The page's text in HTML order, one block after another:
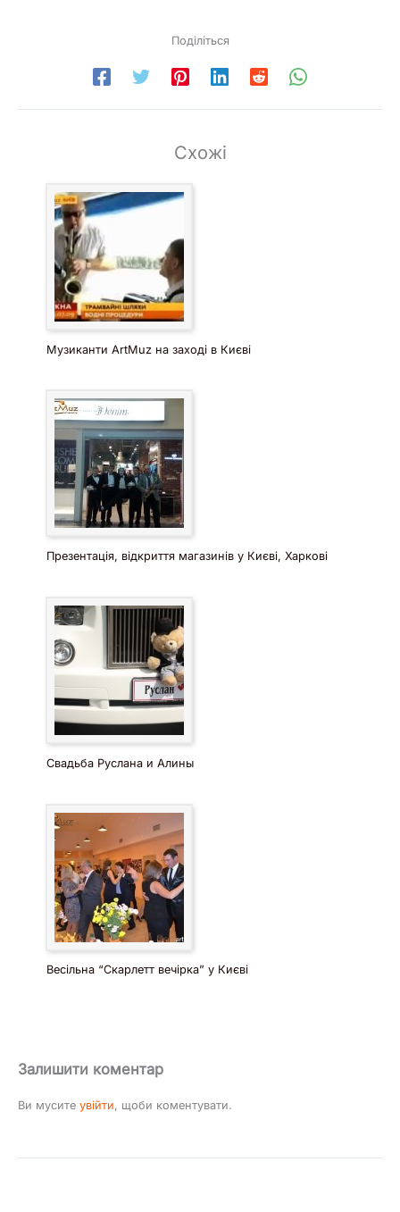
Поділіться
Схожі
Музиканти ArtMuz на заході в Києві
Презентація, відкриття магазинів у Києві, Харкові
Свадьба Руслана и Алины
Весільна “Скарлетт вечірка” у Києві
Залишити коментар
Ви мусите увійти, щоби коментувати.